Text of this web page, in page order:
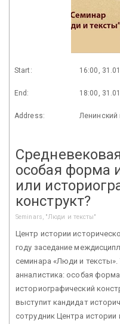
Start: 16:00,
End: 18:00,
Address: Ленинский
особая форма
или
конструкт?
Seminars, "Люди и тексты"
Центр истории
году заседание
семинара «Люди и
анналистика: особая
историографический
выступит кандидат
сотрудник Центра истории